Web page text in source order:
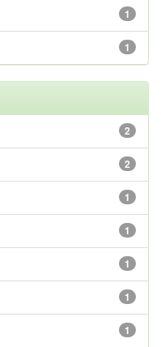
1
1
2
2
1
1
1
1
1